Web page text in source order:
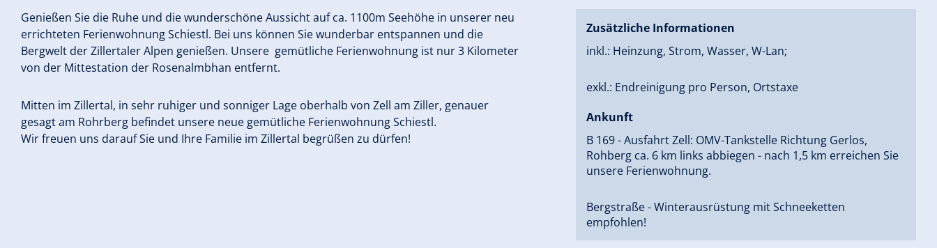
Genießen Sie die Ruhe und die wunderschöne Aussicht auf ca. 1100m Seehöhe in unserer neu
errichteten Ferienwohnung Schiestl. Bei uns können Sie wunderbar entspannen und die
Bergwelt der Zillertaler Alpen genießen. Unsere gemütliche Ferienwohnung ist nur 3 Kilometer
von der Mittestation der Rosenalmbhan entfernt.
Mitten im Zillertal, in sehr ruhiger und sonniger Lage oberhalb von Zell am Ziller, genauer
gesagt am Rohrberg befindet unsere neue gemütliche Ferienwohnung Schiestl.
Wir freuen uns darauf Sie und Ihre Familie im Zillertal begrüßen zu dürfen!
Zusätzliche Informationen
inkl.: Heinzung, Strom, Wasser, W-Lan;
exkl.: Endreinigung pro Person, Ortstaxe
Ankunft
B 169 - Ausfahrt Zell: OMV-Tankstelle Richtung Gerlos,
Rohberg ca. 6 km links abbiegen - nach 1,5 km erreichen Sie
unsere Ferienwohnung.
Bergstraße - Winterausrüstung mit Schneeketten
empfohlen!